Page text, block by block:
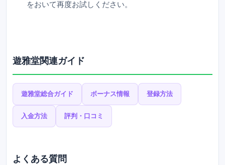
をおいて再度お試しください。
遊雅堂関連ガイド
遊雅堂総合ガイド ボーナス情報 登録方法
入金方法 評判・口コミ
よくある質問